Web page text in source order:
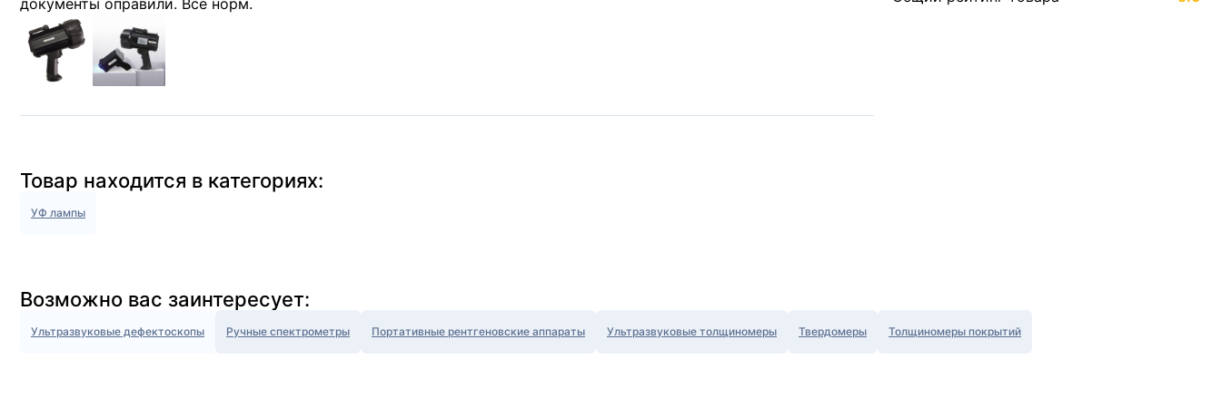
документы оправили. Все норм.
Товар находится в категориях:
УФ лампы
Возможно вас заинтересует:
Ультразвуковые дефектоскопы Ручные спектрометры Портативные рентгеновские аппараты Ультразвуковые толщиномеры Твердомеры Толщиномеры покрытий